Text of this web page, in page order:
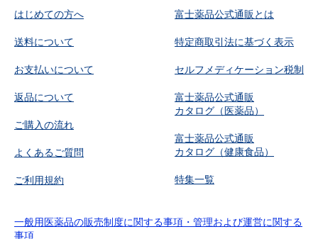
はじめての方へ
送料について
お支払いについて
返品について
ご購入の流れ
よくあるご質問
ご利用規約
富士薬品公式通販とは
特定商取引法に基づく表示
セルフメディケーション税制
富士薬品公式通販
カタログ（医薬品）
富士薬品公式通販
カタログ（健康食品）
特集一覧
一般用医薬品の販売制度に関する事項・管理および運営に関する
事項